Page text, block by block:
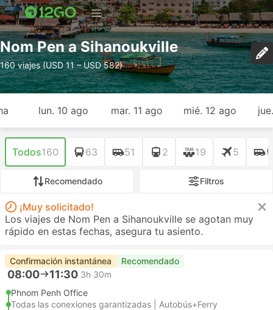
Nom Pen a Sihanoukville
160 viajes (USD 11 – USD 582)
lun. 10 ago mar. 11 ago mié. 12 ago
Todos160 63 51 2 19 5
Recomendado Filtros
¡Muy solicitado!
Los viajes de Nom Pen a Sihanoukville se agotan muy
rápido en estas fechas, asegura tu asiento.
Confirmación instantánea Recomendado
08:00 11:30 3h 30m
Phnom Penh Office
Todas las conexiones garantizadas | Autobús+Ferry